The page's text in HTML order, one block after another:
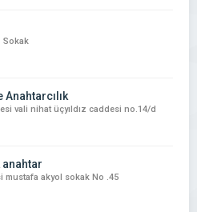
Sokak
Anahtarcılık
vali nihat üçyıldız caddesi no.14/d
mustafa akyol sokak No .45